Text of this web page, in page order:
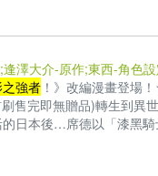
曝光，並且據理澈底駁
出人頭地。
;逢澤大介-原作;東西-角色
強者 ！》改編漫畫登場
售完即無贈品)轉生到異
日本後…席德以「漆黑
開無雙，克服萬難的第十